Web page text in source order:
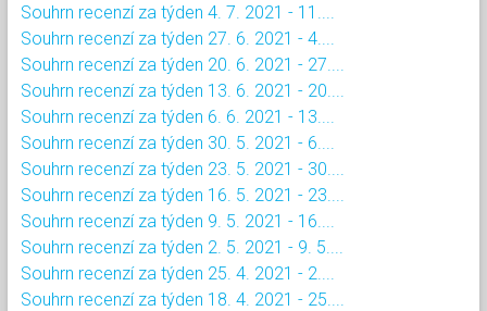
Souhrn recenzí za týden 4. 7. 2021 - 11....
Souhrn recenzí za týden 27. 6. 2021 - 4....
Souhrn recenzí za týden 20. 6. 2021 - 27....
Souhrn recenzí za týden 13. 6. 2021 - 20....
Souhrn recenzí za týden 6. 6. 2021 - 13....
Souhrn recenzí za týden 30. 5. 2021 - 6....
Souhrn recenzí za týden 23. 5. 2021 - 30....
Souhrn recenzí za týden 16. 5. 2021 - 23....
Souhrn recenzí za týden 9. 5. 2021 - 16....
Souhrn recenzí za týden 2. 5. 2021 - 9. 5....
Souhrn recenzí za týden 25. 4. 2021 - 2....
Souhrn recenzí za týden 18. 4. 2021 - 25....